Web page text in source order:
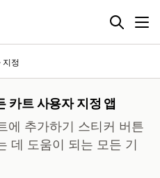
지정
카트 사용자 지정 앱
에 추가하기 스티커 버튼
데 도움이 되는 모든 기